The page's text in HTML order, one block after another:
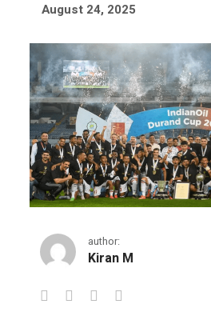
August 24, 2025
author:
Kiran M